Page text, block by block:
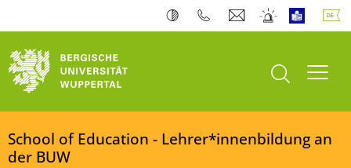
Suche öffnen
School of Education - Lehrer*innenbildung an
der BUW
Bergische Universität Wuppertal